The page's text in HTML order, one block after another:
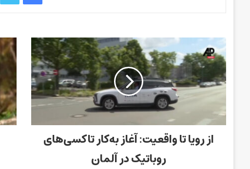
از رویا تا واقعیت: آغاز به‌کار تاکسی‌های
روباتیک در آلمان